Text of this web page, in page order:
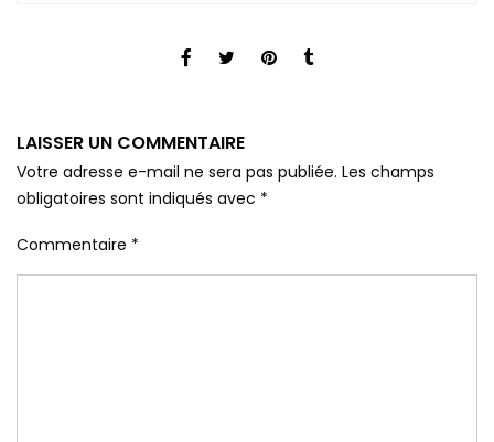
LAISSER UN COMMENTAIRE
Votre adresse e-mail ne sera pas publiée. Les champs
obligatoires sont indiqués avec *
Commentaire *